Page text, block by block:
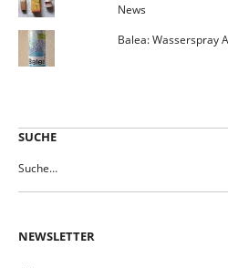
News
Balea: Wasserspray
SUCHE
NEWSLETTER